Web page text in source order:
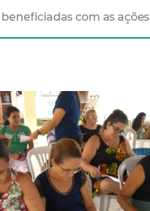
beneficiadas com as ações